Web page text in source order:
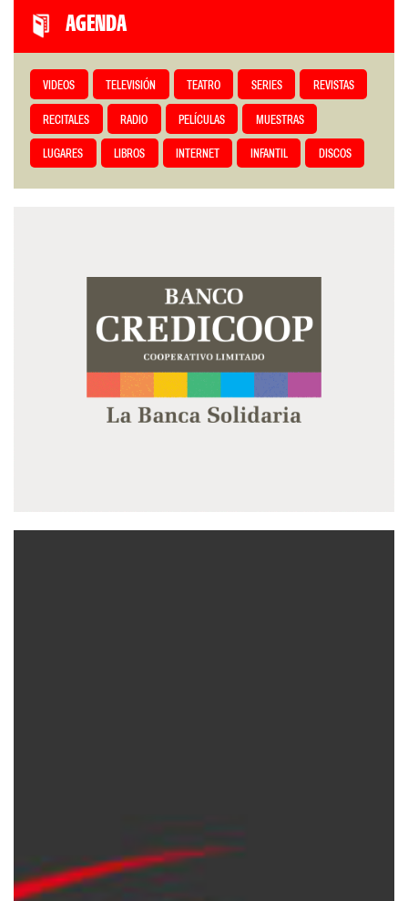
AGENDA
VIDEOS TELEVISIÓN TEATRO SERIES REVISTAS
RECITALES RADIO PELÍCULAS MUESTRAS
LUGARES LIBROS INTERNET INFANTIL DISCOS